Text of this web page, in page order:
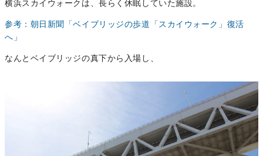
横浜スカイウォークは、長らく休眠していた施設。
参考：朝日新聞「ベイブリッジの歩道「スカイウォーク」復活
へ」
なんとベイブリッジの真下から入場し、